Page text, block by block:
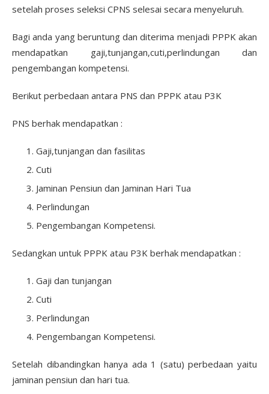
setelah proses seleksi CPNS selesai secara menyeluruh.
Bagi anda yang beruntung dan diterima menjadi PPPK akan
mendapatkan gaji,tunjangan,cuti,perlindungan dan
pengembangan kompetensi.
Berikut perbedaan antara PNS dan PPPK atau P3K
PNS berhak mendapatkan :
Gaji,tunjangan dan fasilitas
Cuti
Jaminan Pensiun dan Jaminan Hari Tua
Perlindungan
Pengembangan Kompetensi.
Sedangkan untuk PPPK atau P3K berhak mendapatkan :
Gaji dan tunjangan
Cuti
Perlindungan
Pengembangan Kompetensi.
Setelah dibandingkan hanya ada 1 (satu) perbedaan yaitu
jaminan pensiun dan hari tua.